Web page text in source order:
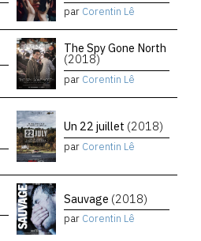
par Corentin Lê
The Spy Gone North
(2018)
par Corentin Lê
Un 22 juillet (2018)
par Corentin Lê
Sauvage (2018)
par Corentin Lê